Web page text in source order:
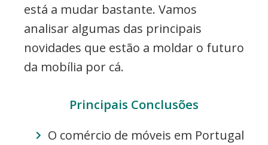
está a mudar bastante. Vamos
analisar algumas das principais
novidades que estão a moldar o futuro
da mobília por cá.
Principais Conclusões
O comércio de móveis em Portugal